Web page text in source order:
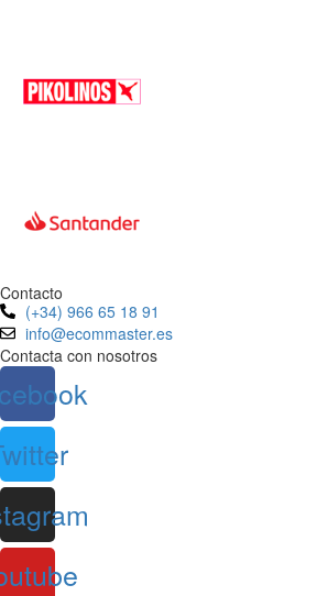
Contacto
(+34) 966 65 18 91
info@ecommaster.es
Contacta con nosotros